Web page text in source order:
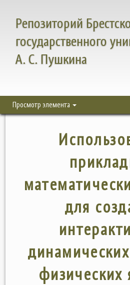
Репозиторий
государственного
А. С. Пушкина
Просмотр элемента
для
физических